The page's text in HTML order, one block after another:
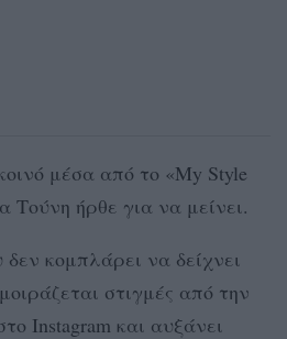
μέσα από το «My Style
Τούνη ήρθε για να μείνει.
κομπλάρει να δείχνει
στιγμές από την
Instagram και αυξάνει